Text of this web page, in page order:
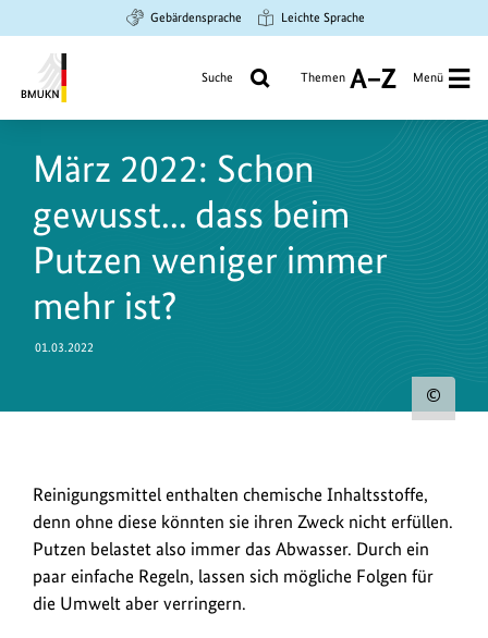
Hauptinhalt
springen
Suche
springen
Hauptnavigation
springen
Gebärdensprache Leichte Sprache
Umwelt,
Naturschutz
und
nukleare
Sicherheit
Suche Themen
A
Z
Menü
März 2022: Schon
gewusst... dass beim
Putzen weniger immer
mehr ist?
01.03.2022
Nicht
nur
für
die
Umwelt
Reinigungsmittel enthalten chemische Inhaltsstoffe,
denn ohne diese könnten sie ihren Zweck nicht erfüllen.
Putzen belastet also immer das Abwasser. Durch ein
paar einfache Regeln, lassen sich mögliche Folgen für
die Umwelt aber verringern.